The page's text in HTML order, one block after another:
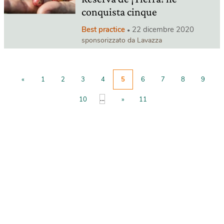
conquista cinque
Best practice 22 dicembre 2020
sponsorizzato da Lavazza
« 1 2 3 4 5 6 7 8 9
10 ... » 11